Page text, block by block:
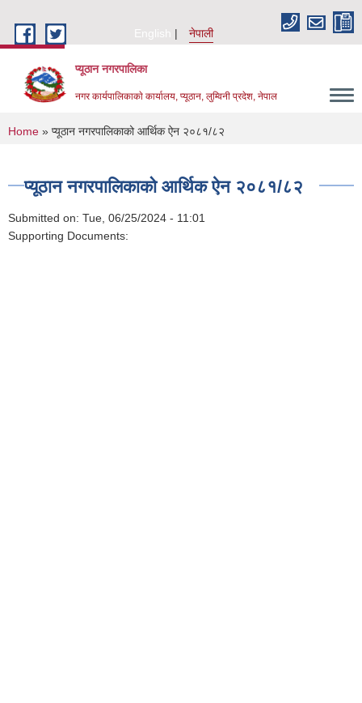
English
नेपाली
प्यूठान नगरपालिका
नगर कार्यपालिकाकाे कार्यालय, प्यूठान, लुम्विनी प्रदेश, नेपाल
You are here
Home » प्यूठान नगरपालिकाको आर्थिक ऐन २०८१/८२
प्यूठान नगरपालिकाको आर्थिक ऐन २०८१/८२
Submitted on: Tue, 06/25/2024 - 11:01
Supporting Documents: